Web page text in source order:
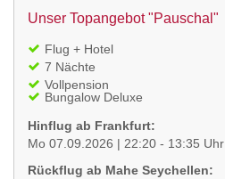
Unser Topangebot "Pauschal"
Flug + Hotel
7 Nächte
Vollpension
Bungalow Deluxe
Hinflug ab Frankfurt:
Mo 07.09.2026 | 22:20 - 13:35 Uhr
Rückflug ab Mahe Seychellen: